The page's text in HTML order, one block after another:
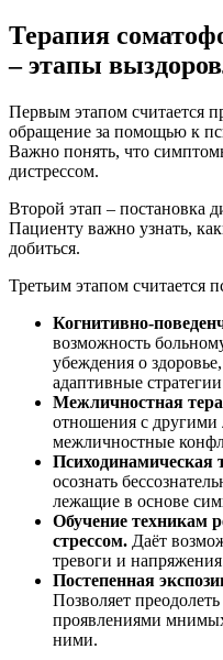
Терапия
– этапы
Первым этапом считается
обращение за помощью к
Важно понять, что
дистрессом.
Второй этап – постановка
Пациенту важно узнать,
добиться.
Третьим этапом считается
Когнитивно-
возможность
убеждения о
адаптивные
Межличностная
отношения с
межличностные
Психодинамическая
осознать
лежащие в основе
Обучение техникам
стрессом. Даёт
тревоги и
Постепенная
Позволяет
проявлениями
ними.